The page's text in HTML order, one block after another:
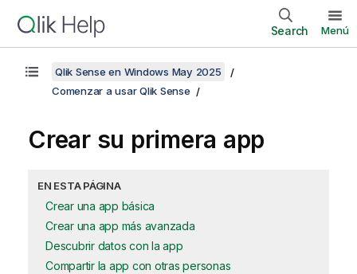
Search Menú
Qlik Sense en Windows May 2025
Comenzar a usar Qlik Sense
Crear su primera app
EN ESTA PÁGINA
Crear una app básica
Crear una app más avanzada
Descubrir datos con la app
Compartir la app con otras personas